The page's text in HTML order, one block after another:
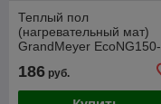
Теплый пол
(нагревательный мат)
GrandMeyer EcoNG150-
186 руб.